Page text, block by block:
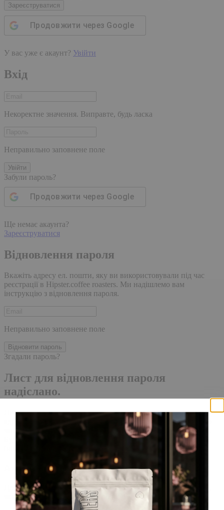
Зареєструватися
Продовжити через Google
У вас уже є акаунт? Увійти
Вхід
Некоректне значення. Виправте, будь ласка
Неправильно заповнене поле
Увійти
Забули пароль?
Продовжити через Google
Ще немає акаунта?
Зареєструватися
Відновлення пароля
Вкажіть адресу ел. пошти, яку ви використовували під час
реєстрації в Hipster.coffee roasters. Ми надішлемо вам
інструкцію з відновлення пароля.
Неправильно заповнене поле
Відновити пароль
Згадали пароль?
Лист для відновлення пароля
надіслано.
Лист із посиланням для скидання пароля було надіслано на
адресу електронної пошти, прив'язану до вашого облікового
запису, доставка повідомлення може зайняти кілька хвилин.
Будь ласка, зачекайте щонайменше 10 хвилин, перш ніж
Акаунт створено
Для завершення реєстрації, перейдіть за посиланням у листі,
який було надіслано Вам на пошту!